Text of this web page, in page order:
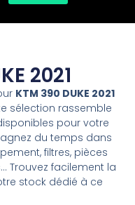
2021
KTM 390 DUKE 2021
sélection rassemble
pour votre
du temps dans
filtres, pièces
Trouvez facilement la
stock dédié à ce